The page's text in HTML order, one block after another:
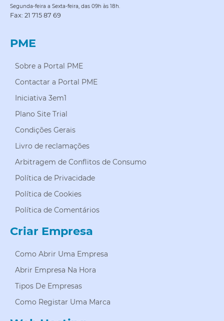
Segunda-feira a Sexta-feira, das 09h às 18h.
Fax: 21 715 87 69
PME
Sobre a Portal PME
Contactar a Portal PME
Iniciativa 3em1
Plano Site Trial
Condições Gerais
Livro de reclamações
Arbitragem de Conflitos de Consumo
Política de Privacidade
Política de Cookies
Política de Comentários
Criar Empresa
Como Abrir Uma Empresa
Abrir Empresa Na Hora
Tipos De Empresas
Como Registar Uma Marca